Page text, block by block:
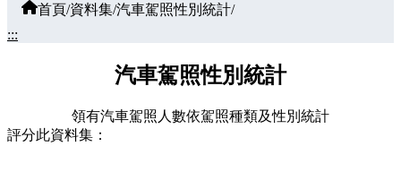
首頁/資料集/汽車駕照性別統計/
:::
汽車駕照性別統計
領有汽車駕照人數依駕照種類及性別統計
評分此資料集：